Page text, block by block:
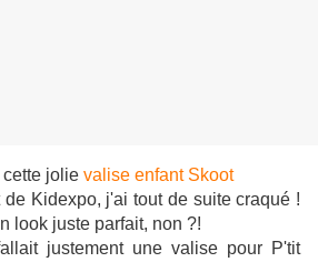
jolie valise enfant Skoot
Kidexpo, j'ai tout de suite craqué !
look juste parfait, non ?!
justement une valise pour P'tit